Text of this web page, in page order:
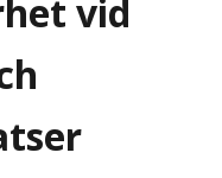
vid